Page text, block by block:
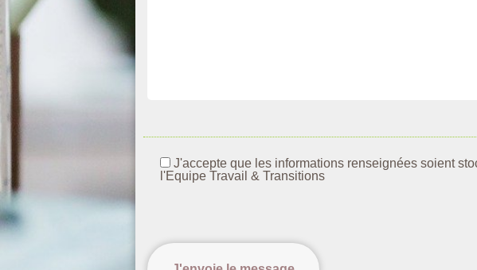
J'accepte que les informations renseignées soient
l'Equipe Travail & Transitions